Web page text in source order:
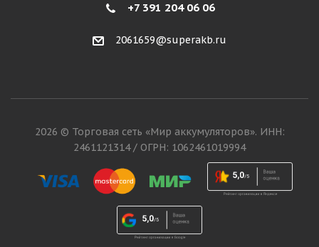
+7 391 204 06 06
2061659@superakb.ru
2026 © Торговая сеть «Мир аккумуляторов». ИНН:
2461121314 / ОГРН: 1062461019994